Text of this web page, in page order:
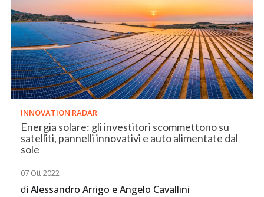
INNOVATION RADAR
Energia solare: gli investitori scommettono su
satelliti, pannelli innovativi e auto alimentate dal
sole
07 Ott 2022
diAlessandro Arrigo eAngelo Cavallini